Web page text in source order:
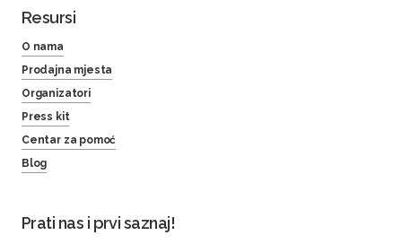
Resursi
O nama
Prodajna mjesta
Organizatori
Press kit
Centar za pomoć
Blog
Prati nas i prvi saznaj!